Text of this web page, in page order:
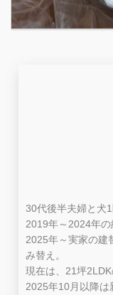
30代後半夫婦と犬1
2019年～2024年の
2025年～実家の建
み替え。
現在は、21坪2LDK
2025年10月以降は